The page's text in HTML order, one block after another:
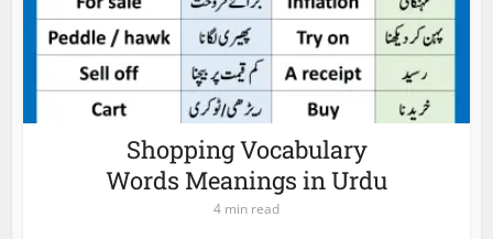
Shopping Vocabulary
Words Meanings in Urdu
4 min read